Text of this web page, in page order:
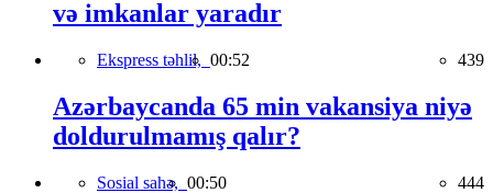
və imkanlar yaradır
Ekspress təhlil, 00:52 439
Azərbaycanda 65 min vakansiya niyə
doldurulmamış qalır?
Sosial sahə, 00:50 444